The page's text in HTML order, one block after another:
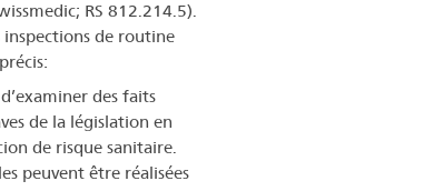
RS 812.214.5).
inspections de routine
des faits
de la législation en
de risque sanitaire.
peuvent être réalisées